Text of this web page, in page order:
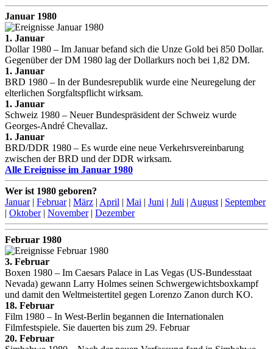
Januar 1980
1. Januar
Dollar 1980 – Im Januar befand sich die Unze Gold bei 850 Dollar.
Gegenüber der DM 1980 lag der Dollarkurs noch bei 1,82 DM.
1. Januar
BRD 1980 – In der Bundesrepublik wurde eine Neuregelung der
elterlichen Sorgfaltspflicht wirksam.
1. Januar
Schweiz 1980 – Neuer Bundespräsident der Schweiz wurde
Georges-André Chevallaz.
1. Januar
BRD/DDR 1980 – Es wurde eine neue Verkehrsvereinbarung
zwischen der BRD und der DDR wirksam.
Alle Ereignisse im Januar 1980
Wer ist 1980 geboren?
Januar| Februar| März | April | Mai | Juni | Juli | August | September
| Oktober| November| Dezember
Februar 1980
3. Februar
Boxen 1980 – Im Caesars Palace in Las Vegas (US-Bundesstaat
Nevada) gewann Larry Holmes seinen Schwergewichtsboxkampf
und damit den Weltmeistertitel gegen Lorenzo Zanon durch KO.
18. Februar
Film 1980 – In West-Berlin begannen die Internationalen
Filmfestspiele. Sie dauerten bis zum 29. Februar
20. Februar